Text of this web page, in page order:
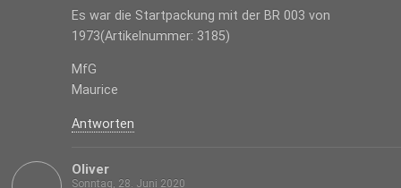
Es war die Startpackung mit der BR 003 von
1973(Artikelnummer: 3185)
MfG
Maurice
Antworten
Oliver
Sonntag, 28. Juni 2020